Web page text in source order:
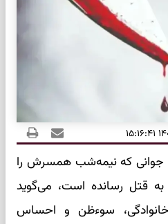
جوانی که نیمه‌شب همسرش را
قتل رسانده است، می‌گوید
خانوادگی، سوءظن و احساس